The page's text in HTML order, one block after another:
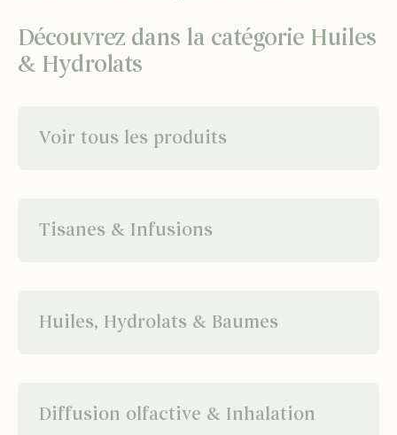
Découvrez dans la catégorie Huiles
& Hydrolats
Voir tous les produits
Tisanes & Infusions
Huiles, Hydrolats & Baumes
Diffusion olfactive & Inhalation